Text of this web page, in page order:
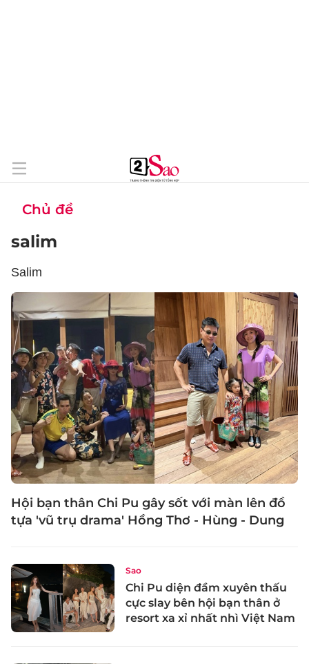
Chủ đề
salim
Salim
Hội bạn thân Chi Pu gây sốt với màn lên đồ
tựa 'vũ trụ drama' Hồng Thơ - Hùng - Dung
Sao
Chi Pu diện đầm xuyên thấu
cực slay bên hội bạn thân ở
resort xa xỉ nhất nhì Việt Nam